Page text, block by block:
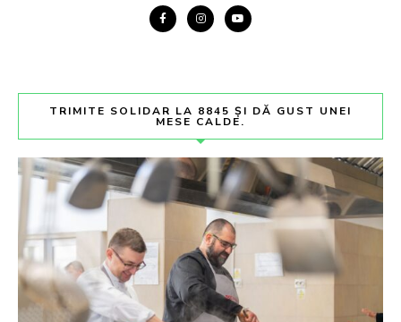
TRIMITE SOLIDAR LA 8845 ȘI DĂ GUST UNEI
MESE CALDE.